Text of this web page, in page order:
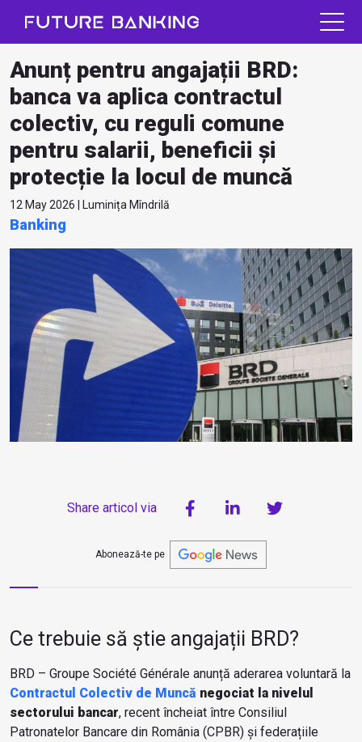
Anunț pentru angajații BRD:
banca va aplica contractul
colectiv, cu reguli comune
pentru salarii, beneficii și
protecție la locul de muncă
12 May 2026 | Luminița Mîndrilă
Banking
Share articol via
Abonează-te pe
Ce trebuie să știe angajații BRD?
BRD – Groupe Société Générale anunță aderarea voluntară la
Contractul Colectiv de Muncă negociat la nivelul
sectorului bancar, recent încheiat între Consiliul
Patronatelor Bancare din România (CPBR) și federațiile